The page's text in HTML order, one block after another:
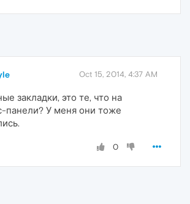
Oct 15, 2014, 4:37 AM
закладки, это те, что на
панели? У меня они тоже
0